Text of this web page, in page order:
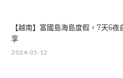
【越南】富國島海島度假，7天6夜
享
2024-05-12